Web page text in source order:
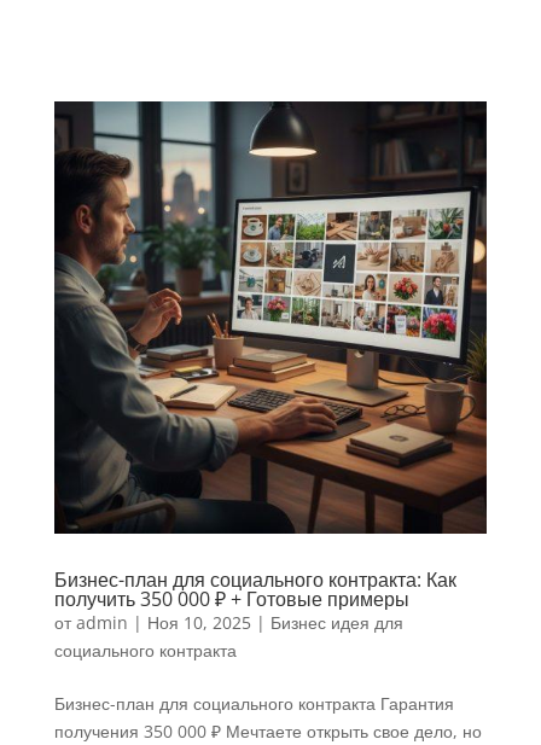
Бизнес-план для социального контракта: Как
получить 350 000 ₽ + Готовые примеры
отadmin | Ноя 10, 2025| Бизнес идея для
социального контракта
Бизнес-план для социального контракта Гарантия
получения 350 000 ₽ Мечтаете открыть свое дело, но